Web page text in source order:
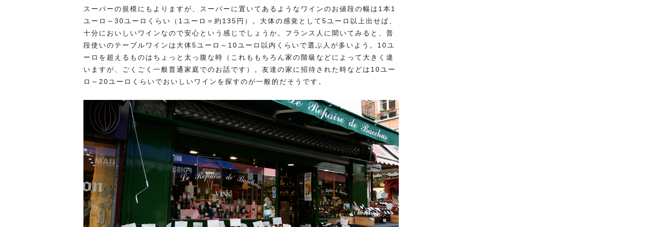
スーパーの規模にもよりますが、スーパーに置いてあるようなワインのお値段の幅は1本1
ユーロ～30ユーロくらい（1ユーロ＝約135円）。大体の感覚として5ユーロ以上出せば、
十分においしいワインなので安心という感じでしょうか。フランス人に聞いてみると、普
段使いのテーブルワインは大体5ユーロ～10ユーロ以内くらいで選ぶ人が多いよう。10ユ
ーロを超えるものはちょっと太っ腹な時（これももちろん家の階級などによって大きく違
いますが、ごくごく一般普通家庭でのお話です）。友達の家に招待された時などは10ユー
ロ～20ユーロくらいでおいしいワインを探すのが一般的だそうです。